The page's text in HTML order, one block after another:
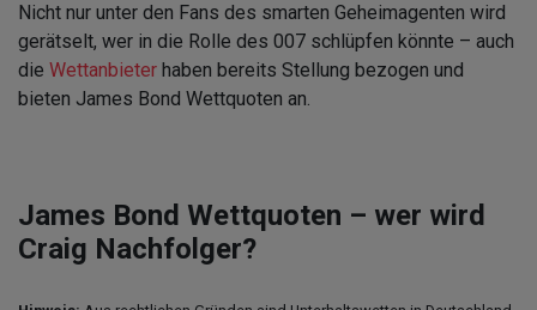
Nicht nur unter den Fans des smarten Geheimagenten wird
gerätselt, wer in die Rolle des 007 schlüpfen könnte – auch
die Wettanbieter haben bereits Stellung bezogen und
bieten James Bond Wettquoten an.
James Bond Wettquoten – wer wird
Craig Nachfolger?